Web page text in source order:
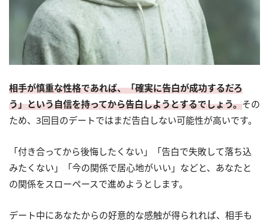
相手が慎重な性格であれば、「確実に告白が成功するだろ
う」という自信を持ってから告白しようとするでしょう。その
ため、3回目のデートではまだ告白しない可能性が高いです。
「付き合ってから後悔したくない」「告白で失敗して落ち込
みたくない」「今の関係で居心地がいい」などと、あなたと
の関係をスローペースで進めようとします。
デート中にあなたからの好意的な感触が得られれば、相手も